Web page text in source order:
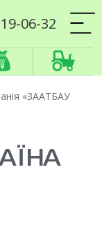
06-32
«ЗААТБАУ